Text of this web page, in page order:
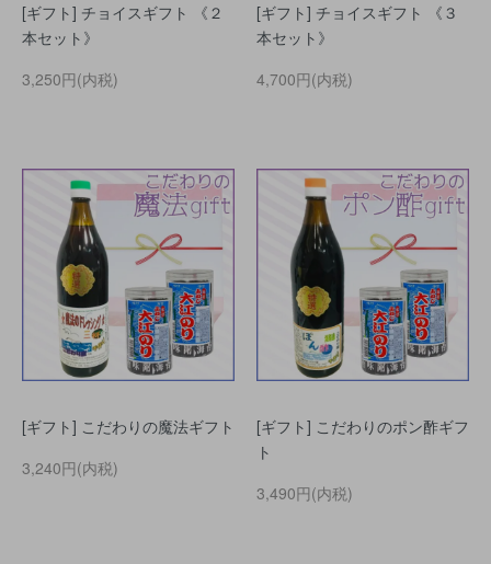
[ギフト] チョイスギフト 《２
本セット》
3,250円(内税)
[ギフト] チョイスギフト 《３
本セット》
4,700円(内税)
[ギフト] こだわりの魔法ギフト
3,240円(内税)
[ギフト] こだわりのポン酢ギフ
ト
3,490円(内税)